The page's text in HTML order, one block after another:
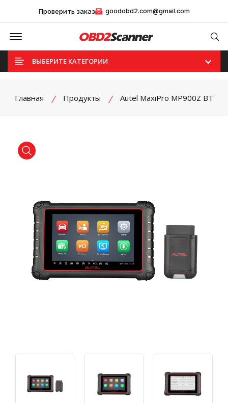
Проверить заказ goodobd2.com@gmail.com
Offcanvas Menu Open
ВЫБЕРИТЕ КАТЕГОРИИ
Главная Продукты Autel MaxiPro MP900Z BT
product view